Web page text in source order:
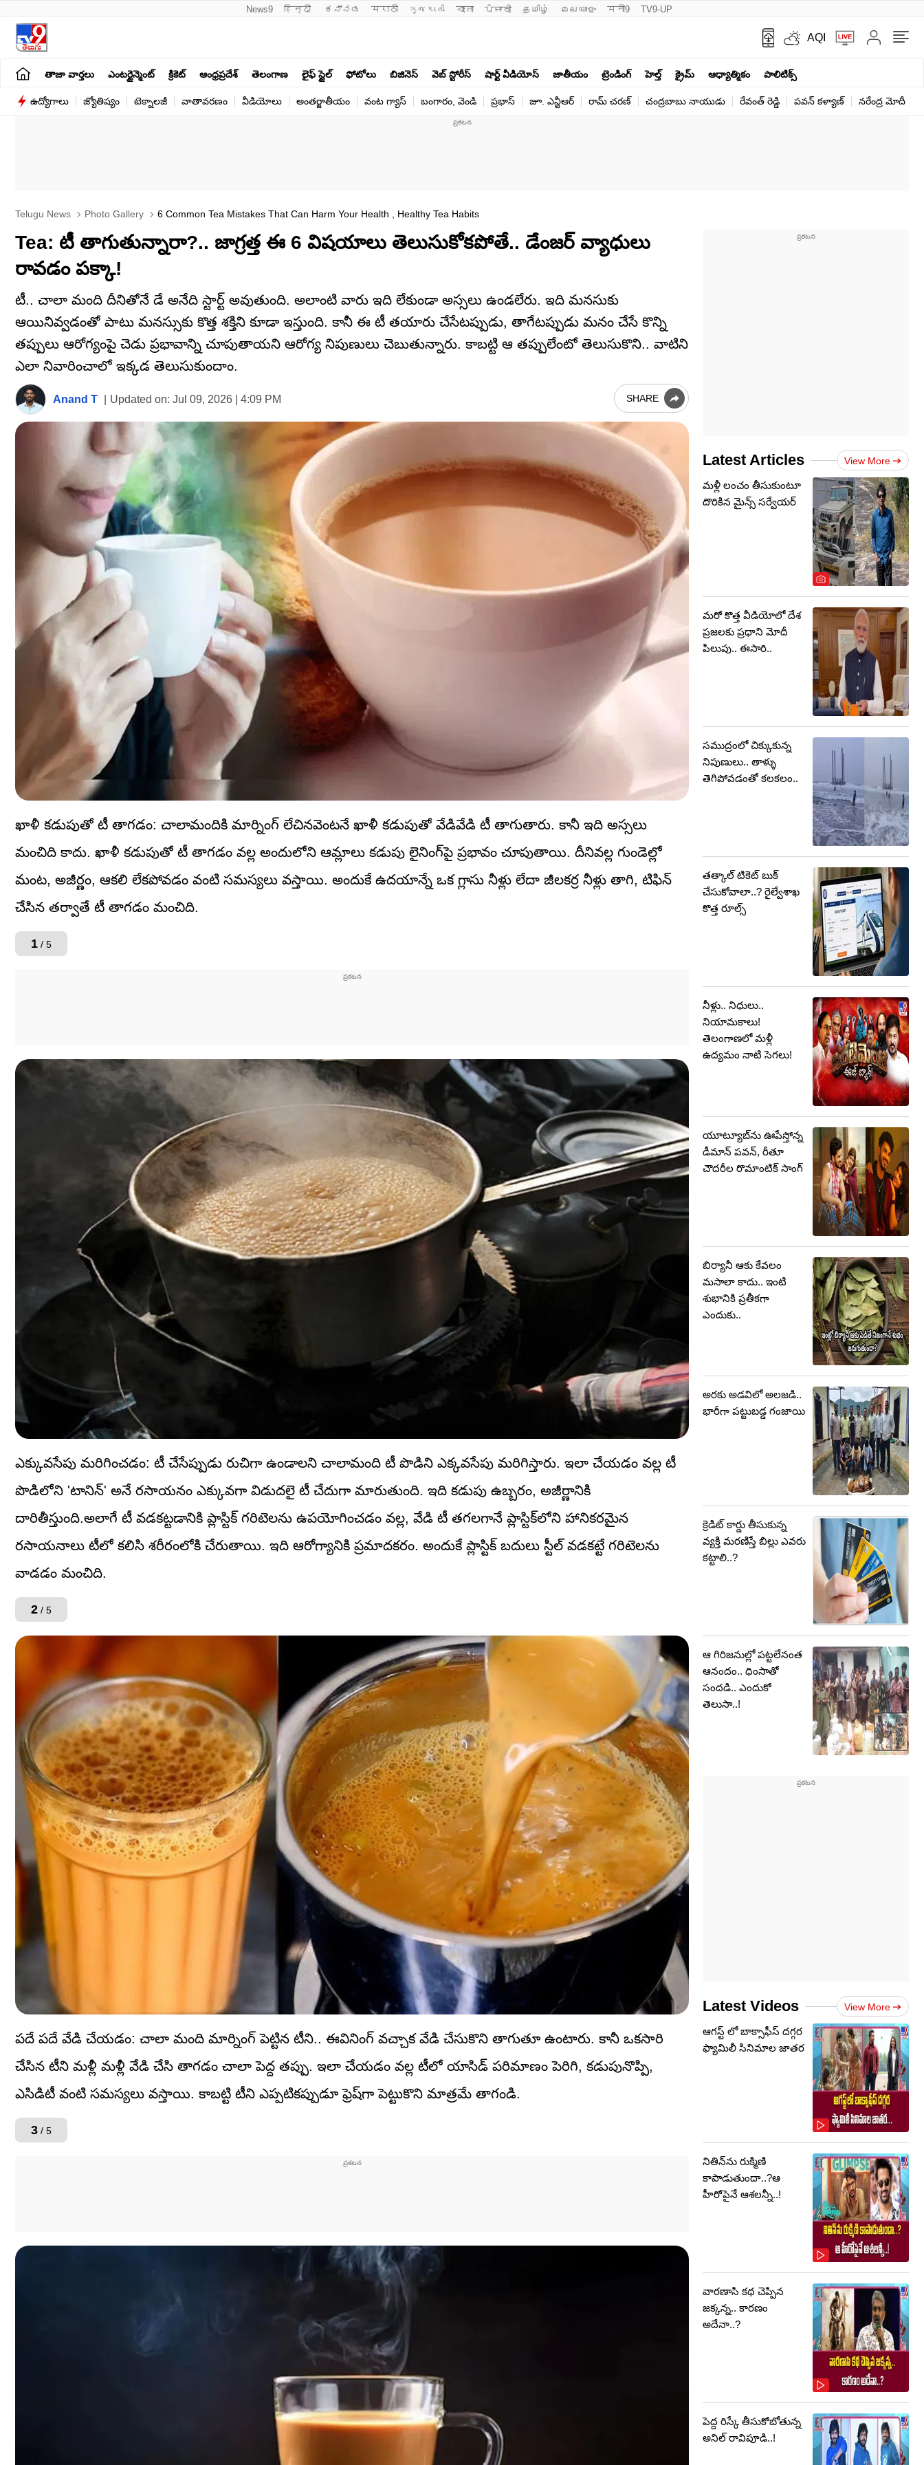
News9 हिन्दी ಕನ್ನಡ मराठी ગુજરાતી বাংলা ਪੰਜਾਬੀ தமிழ் മലയാളം मनी9 TV9-UP
AQI
తాజా వార్తలు ఎంటర్టైన్మెంట్ క్రికెట్ ఆంధ్రప్రదేశ్ తెలంగాణ లైఫ్ స్టైల్ ఫోటోలు బిజినెస్ వెబ్ స్టోరీస్ షార్ట్ వీడియోస్ జాతీయం ట్రెండింగ్ హెల్త్‌ క్రైమ్ ఆధ్యాత్మికం పాలిటిక్స్‌
ఉద్యోగాలు జ్యోతిష్యం టెక్నాలజీ వాతావరణం వీడియోలు అంతర్జాతీయం వంట గ్యాస్ బంగారం, వెండి ప్రభాస్ జూ. ఎన్టీఆర్ రామ్ చ‌ర‌ణ్‌ చంద్రబాబు నాయుడు రేవంత్ రెడ్డి పవన్ కళ్యాణ్ నరేంద్ర మోదీ
Telugu News Photo Gallery 6 Common Tea Mistakes That Can Harm Your Health , Healthy Tea Habits
Tea: టీ తాగుతున్నారా?.. జాగ్రత్త ఈ 6 విషయాలు తెలుసుకోకపోతే.. డేంజర్ వ్యాధులు
రావడం పక్కా!
టీ.. చాలా మంది దీనితోనే డే అనేది స్టార్ట్ అవుతుంది. అలాంటి వారు ఇది లేకుండా అస్సలు ఉండలేరు. ఇది మనసుకు
ఆయినివ్వడంతో పాటు మనస్సుకు కొత్త శక్తిని కూడా ఇస్తుంది. కానీ ఈ టీ తయారు చేసేటప్పుడు, తాగేటప్పుడు మనం చేసే కొన్ని
తప్పులు ఆరోగ్యంపై చెడు ప్రభావాన్ని చూపుతాయని ఆరోగ్య నిపుణులు చెబుతున్నారు. కాబట్టి ఆ తప్పులేంటో తెలుసుకొని.. వాటిని
ఎలా నివారించాలో ఇక్కడ తెలుసుకుందాం.
Anand T Updated on: Jul 09, 2026 | 4:09 PM SHARE
ఖాళీ కడుపుతో టీ తాగడం: చాలామందికి మార్నింగ్ లేచినవెంటనే ఖాళీ కడుపుతో వేడివేడి టీ తాగుతారు. కానీ ఇది అస్సలు
మంచిది కాదు. ఖాళీ కడుపుతో టీ తాగడం వల్ల అందులోని ఆమ్లాలు కడుపు లైనింగ్‌పై ప్రభావం చూపుతాయి. దీనివల్ల గుండెల్లో
మంట, అజీర్ణం, ఆకలి లేకపోవడం వంటి సమస్యలు వస్తాయి. అందుకే ఉదయాన్నే ఒక గ్లాసు నీళ్లు లేదా జీలకర్ర నీళ్లు తాగి, టిఫిన్
చేసిన తర్వాతే టీ తాగడం మంచిది.
1 / 5
ఎక్కువసేపు మరిగించడం: టీ చేసేప్పుడు రుచిగా ఉండాలని చాలామంది టీ పొడిని ఎక్కవసేపు మరిగిస్తారు. ఇలా చేయడం వల్ల టీ
పొడిలోని 'టానిన్' అనే రసాయనం ఎక్కువగా విడుదలై టీ చేదుగా మారుతుంది. ఇది కడుపు ఉబ్బరం, అజీర్ణానికి
దారితీస్తుంది.అలాగే టీ వడకట్టడానికి ప్లాస్టిక్ గరిటెలను ఉపయోగించడం వల్ల, వేడి టీ తగలగానే ప్లాస్టిక్‌లోని హానికరమైన
రసాయనాలు టీలో కలిసి శరీరంలోకి చేరుతాయి. ఇది ఆరోగ్యానికి ప్రమాదకరం. అందుకే ప్లాస్టిక్ బదులు స్టీల్ వడకట్టే గరిటెలను
వాడడం మంచిది.
2 / 5
పదే పదే వేడి చేయడం: చాలా మంది మార్నింగ్ పెట్టిన టీని.. ఈవినింగ్ వచ్చాక వేడి చేసుకొని తాగుతూ ఉంటారు. కానీ ఒకసారి
చేసిన టీని మళ్లీ మళ్లీ వేడి చేసి తాగడం చాలా పెద్ద తప్పు. ఇలా చేయడం వల్ల టీలో యాసిడ్ పరిమాణం పెరిగి, కడుపునొప్పి,
ఎసిడిటీ వంటి సమస్యలు వస్తాయి. కాబట్టి టీని ఎప్పటికప్పుడూ ఫ్రెష్‌గా పెట్టుకొని మాత్రమే తాగండి.
3 / 5
Latest Articles View More
మళ్లీ లంచం తీసుకుంటూ
దొరికిన మైన్స్ సర్వేయర్
మరో కొత్త వీడియోలో దేశ
ప్రజలకు ప్రధాని మోదీ
పిలుపు.. ఈసారి..
సముద్రంలో చిక్కుకున్న
నిపుణులు.. తాళ్ళు
తెగిపోవడంతో కలకలం..
తత్కాల్ టికెట్ బుక్
చేసుకోవాలా..? రైల్వేశాఖ
కొత్త రూల్స్
నీళ్లు.. నిధులు..
నియామకాలు!
తెలంగాణలో మళ్లీ
ఉద్యమం నాటి సెగలు!
యూట్యూబ్‌ను ఊపేస్తోన్న
డీమాన్ పవన్, రీతూ
చౌదరీల రొమాంటిక్ సాంగ్
బిర్యానీ ఆకు కేవలం
మసాలా కాదు.. ఇంటి
శుభానికి ప్రతీకగా
ఎందుకు..
అరకు అడవిలో అలజడి..
భారీగా పట్టుబడ్డ గంజాయి
క్రెడిట్ కార్డు తీసుకున్న
వ్యక్తి మరణిస్తే బిల్లు ఎవరు
కట్టాలి..?
ఆ గిరిజనుల్లో పట్టలేనంత
ఆనందం.. ధింసాతో
సందడి.. ఎందుకో
తెలుసా..!
Latest Videos View More
ఆగస్ట్ లో బాక్సాఫీస్ దగ్గర
ఫ్యామిలీ సినిమాల జాతర
నితిన్‌ను రుక్మిణి
కాపాడుతుందా..?ఆ
హీరోపైనే ఆశలన్నీ..!
వారణాసి కథ చెప్పిన
జక్కన్న.. కారణం
అదేనా..?
పెద్ద రిస్కే తీసుకోబోతున్న
అనిల్ రావిపూడి..!